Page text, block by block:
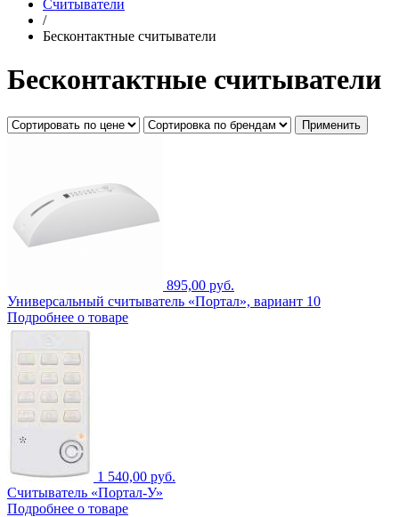
Считыватели
/
Бесконтактные считыватели
Бесконтактные считыватели
895,00 руб.
Универсальный считыватель «Портал», вариант 10
Подробнее о товаре
1 540,00 руб.
Считыватель «Портал-У»
Подробнее о товаре